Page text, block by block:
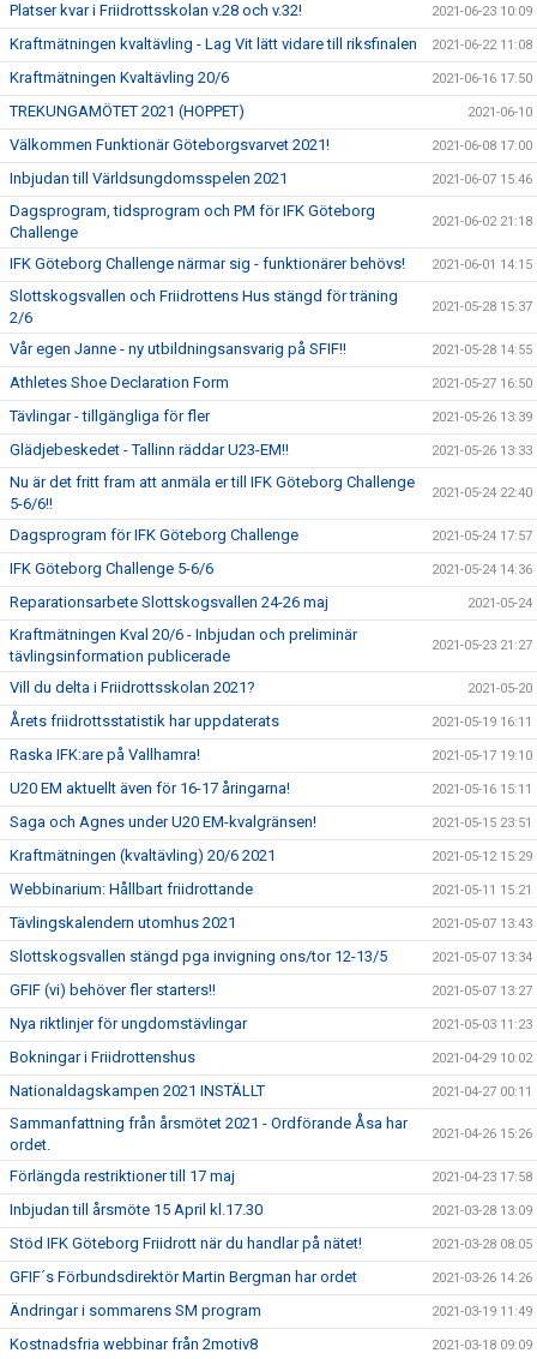
Platser kvar i Friidrottsskolan v.28 och v.32! 2021-06-23 10:09
Kraftmätningen kvaltävling - Lag Vit lätt vidare till riksfinalen 2021-06-22 11:08
Kraftmätningen Kvaltävling 20/6 2021-06-16 17:50
TREKUNGAMÖTET 2021 (HOPPET) 2021-06-10
Välkommen Funktionär Göteborgsvarvet 2021! 2021-06-08 17:00
Inbjudan till Världsungdomsspelen 2021 2021-06-07 15:46
Dagsprogram, tidsprogram och PM för IFK Göteborg
Challenge
2021-06-02 21:18
IFK Göteborg Challenge närmar sig - funktionärer behövs! 2021-06-01 14:15
Slottskogsvallen och Friidrottens Hus stängd för träning
2/6
2021-05-28 15:37
Vår egen Janne - ny utbildningsansvarig på SFIF!! 2021-05-28 14:55
Athletes Shoe Declaration Form 2021-05-27 16:50
Tävlingar - tillgängliga för fler 2021-05-26 13:39
Glädjebeskedet - Tallinn räddar U23-EM!! 2021-05-26 13:33
Nu är det fritt fram att anmäla er till IFK Göteborg Challenge
5-6/6!!
2021-05-24 22:40
Dagsprogram för IFK Göteborg Challenge 2021-05-24 17:57
IFK Göteborg Challenge 5-6/6 2021-05-24 14:36
Reparationsarbete Slottskogsvallen 24-26 maj 2021-05-24
Kraftmätningen Kval 20/6 - Inbjudan och preliminär
tävlingsinformation publicerade
2021-05-23 21:27
Vill du delta i Friidrottsskolan 2021? 2021-05-20
Årets friidrottsstatistik har uppdaterats 2021-05-19 16:11
Raska IFK:are på Vallhamra! 2021-05-17 19:10
U20 EM aktuellt även för 16-17 åringarna! 2021-05-16 15:11
Saga och Agnes under U20 EM-kvalgränsen! 2021-05-15 23:51
Kraftmätningen (kvaltävling) 20/6 2021 2021-05-12 15:29
Webbinarium: Hållbart friidrottande 2021-05-11 15:21
Tävlingskalendern utomhus 2021 2021-05-07 13:43
Slottskogsvallen stängd pga invigning ons/tor 12-13/5 2021-05-07 13:34
GFIF (vi) behöver fler starters!! 2021-05-07 13:27
Nya riktlinjer för ungdomstävlingar 2021-05-03 11:23
Bokningar i Friidrottenshus 2021-04-29 10:02
Nationaldagskampen 2021 INSTÄLLT 2021-04-27 00:11
Sammanfattning från årsmötet 2021 - Ordförande Åsa har
ordet.
2021-04-26 15:26
Förlängda restriktioner till 17 maj 2021-04-23 17:58
Inbjudan till årsmöte 15 April kl.17.30 2021-03-28 13:09
Stöd IFK Göteborg Friidrott när du handlar på nätet! 2021-03-28 08:05
GFIF´s Förbundsdirektör Martin Bergman har ordet 2021-03-26 14:26
Ändringar i sommarens SM program 2021-03-19 11:49
Kostnadsfria webbinar från 2motiv8 2021-03-18 09:09